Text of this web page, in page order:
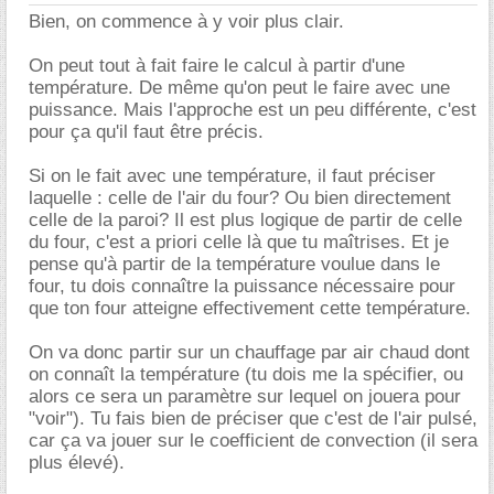
Bien, on commence à y voir plus clair.
On peut tout à fait faire le calcul à partir d'une
température. De même qu'on peut le faire avec une
puissance. Mais l'approche est un peu différente, c'est
pour ça qu'il faut être précis.
Si on le fait avec une température, il faut préciser
laquelle : celle de l'air du four? Ou bien directement
celle de la paroi? Il est plus logique de partir de celle
du four, c'est a priori celle là que tu maîtrises. Et je
pense qu'à partir de la température voulue dans le
four, tu dois connaître la puissance nécessaire pour
que ton four atteigne effectivement cette température.
On va donc partir sur un chauffage par air chaud dont
on connaît la température (tu dois me la spécifier, ou
alors ce sera un paramètre sur lequel on jouera pour
"voir"). Tu fais bien de préciser que c'est de l'air pulsé,
car ça va jouer sur le coefficient de convection (il sera
plus élevé).